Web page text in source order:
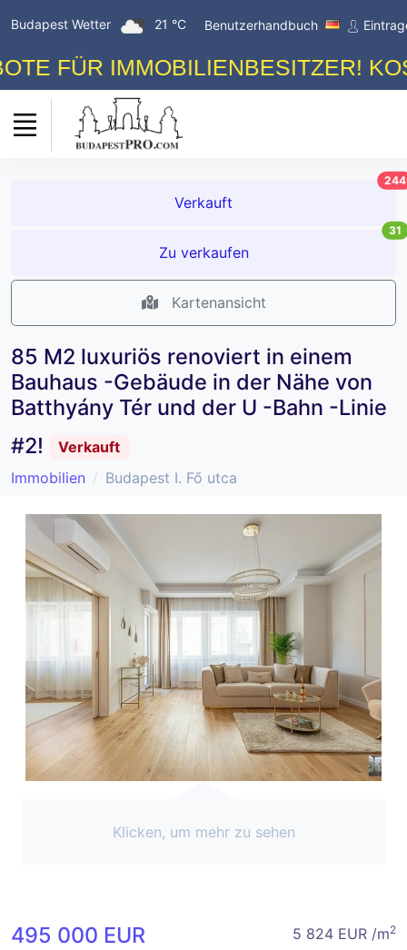
Budapest Wetter 21 °C Benutzerhandbuch
FÜR IMMOBILIENBESITZER!
Verkauft
244
Zu verkaufen
31
Kartenansicht
85 M2 luxuriös renoviert in einem
Bauhaus -Gebäude in der Nähe von
Batthyány Tér und der U -Bahn -Linie
#2!
Verkauft
Immobilien
Budapest I. Fő utca
Klicken, um mehr zu sehen
495 000 EUR 5 824 EUR /m2